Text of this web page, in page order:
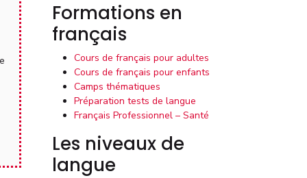
Formations en
français
Cours de français pour adultes
Cours de français pour enfants
Camps thématiques
Préparation tests de langue
Français Professionnel – Santé
Les niveaux de
langue